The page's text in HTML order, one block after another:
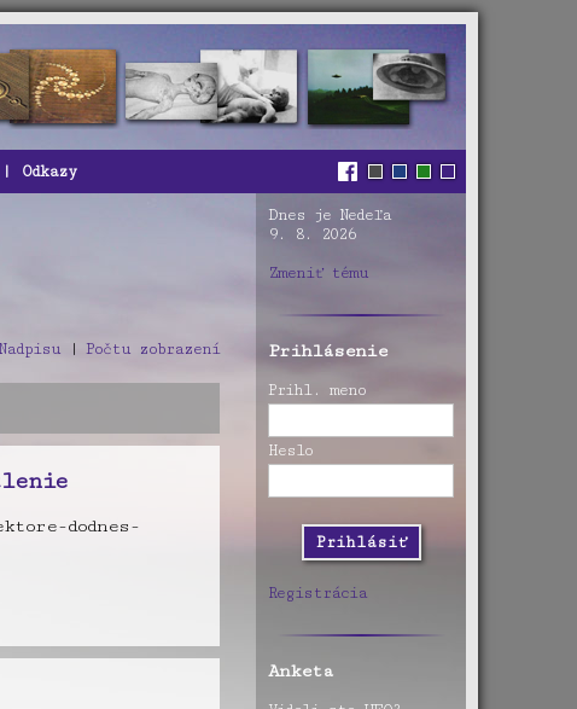
| Odkazy
Nadpisu | Počtu zobrazení
dodnes-
Dnes je Nedeľa
9. 8. 2026
Zmeniť tému
Prihlásenie
Prihl. meno
Heslo
Registrácia
Anketa